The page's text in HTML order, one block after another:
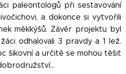
paleontologů při sestavování
a dokonce si vytvořili
měkkýšů. Závěr projektu byl
odhalovali 3 pravdy a 1 lež.
šikovní a určitě se mohou těšit